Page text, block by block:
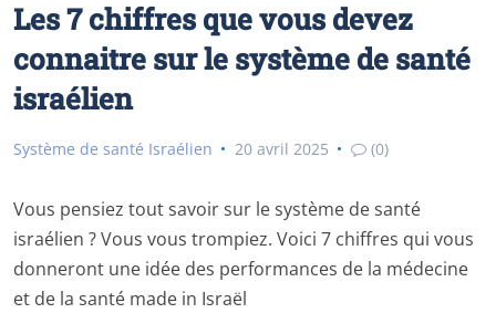
Les 7 chiffres que vous devez
connaitre sur le système de santé
israélien
Système de santé Israélien 20 avril 2025 (0)
Vous pensiez tout savoir sur le système de santé
israélien ? Vous vous trompiez. Voici 7 chiffres qui vous
donneront une idée des performances de la médecine
et de la santé made in Israël